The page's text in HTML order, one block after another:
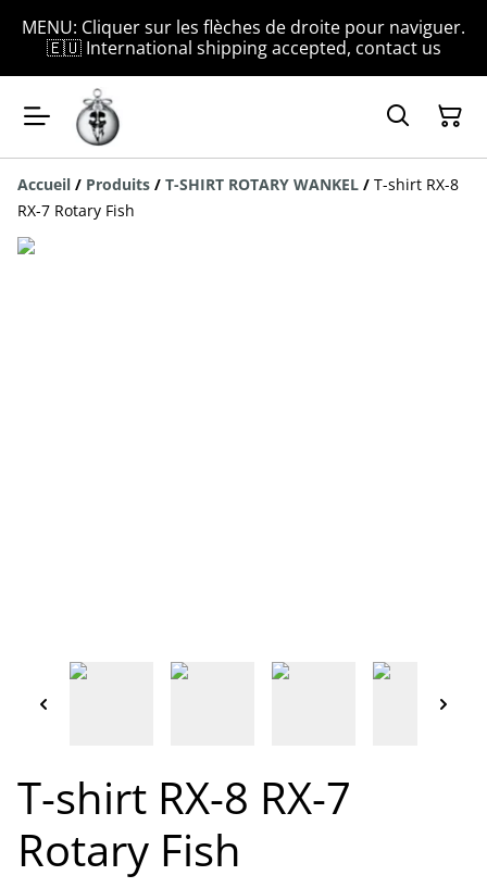
MENU: Cliquer sur les flèches de droite pour naviguer.
🇪🇺 International shipping accepted, contact us
Accueil / Produits / T-SHIRT ROTARY WANKEL / T-shirt RX-8
RX-7 Rotary Fish
T-shirt RX-8 RX-7
Rotary Fish